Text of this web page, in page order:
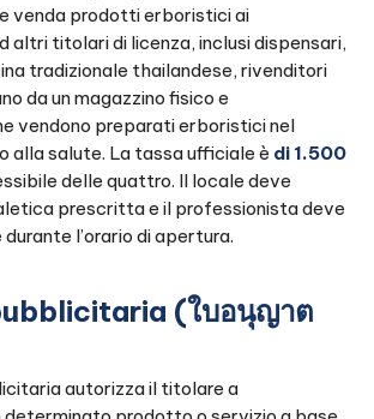
venda prodotti erboristici ai
altri titolari di licenza, inclusi dispensari,
tradizionale thailandese, rivenditori
da un magazzino fisico e
vendono preparati erboristici nel
alla salute. La tassa ufficiale è di 1.500
delle quattro. Il locale deve
prescritta e il professionista deve
l’orario di apertura.
(ใบอนุญาต
autorizza il titolare a